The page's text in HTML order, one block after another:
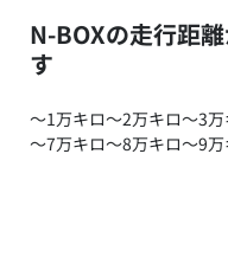
N-BOXの走行距
す
～1万キロ～2万キロ～3万
～7万キロ～8万キロ～9万